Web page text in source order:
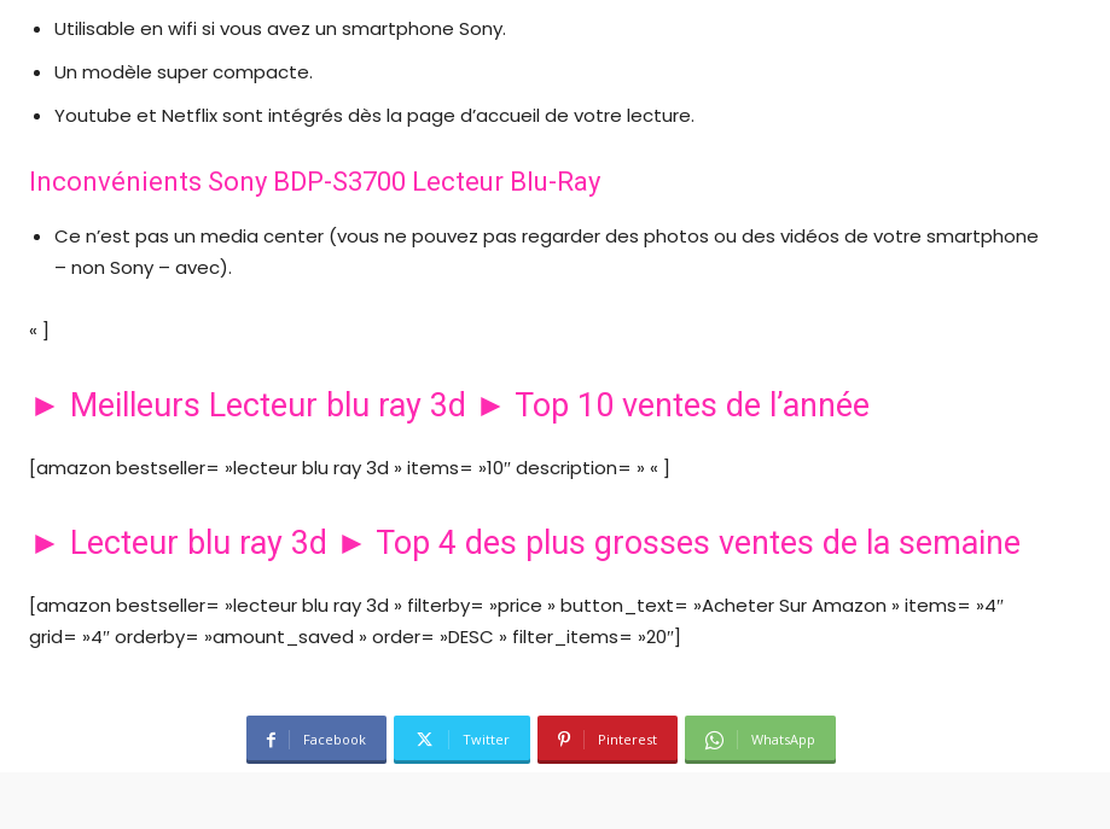
Utilisable en wifi si vous avez un smartphone Sony.
Un modèle super compacte.
Youtube et Netflix sont intégrés dès la page d’accueil de votre lecture.
Inconvénients Sony BDP-S3700 Lecteur Blu-Ray
Ce n’est pas un media center (vous ne pouvez pas regarder des photos ou des vidéos de votre smartphone
– non Sony – avec).
« ]
► Meilleurs Lecteur blu ray 3d ► Top 10 ventes de l’année
[amazon bestseller= »lecteur blu ray 3d » items= »10″ description= » « ]
► Lecteur blu ray 3d ► Top 4 des plus grosses ventes de la semaine
[amazon bestseller= »lecteur blu ray 3d » filterby= »price » button_text= »Acheter Sur Amazon » items= »4″
grid= »4″ orderby= »amount_saved » order= »DESC » filter_items= »20″]
Facebook Twitter Pinterest WhatsApp